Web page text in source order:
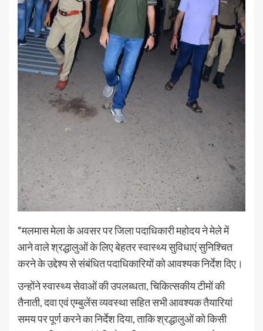
“मलमास मेला के अवसर पर जिला पदाधिकारी महोदय ने मेले में
आने वाले श्रद्धालुओं के लिए बेहतर स्वास्थ्य सुविधाएं सुनिश्चित
करने के उद्देश्य से संबंधित पदाधिकारियों को आवश्यक निर्देश दिए।
उन्होंने स्वास्थ्य सेवाओं की उपलब्धता, चिकित्सकीय टीमों की
तैनाती, दवा एवं एम्बुलेंस व्यवस्था सहित सभी आवश्यक तैयारियां
समय पर पूर्ण करने का निर्देश दिया, ताकि श्रद्धालुओं को किसी